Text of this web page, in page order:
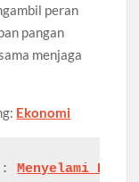
peran
pangan
menjaga
Ekonomi
Menyelami